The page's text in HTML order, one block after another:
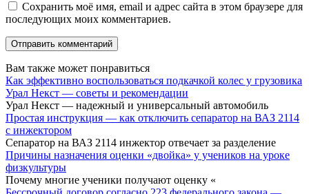
Сохранить моё имя, email и адрес сайта в этом браузере для
последующих моих комментариев.
Вам также может понравиться
Как эффективно воспользоваться подкачкой колес у грузовика
Урал Некст — советы и рекомендации
Урал Некст — надежный и универсальный автомобиль
Простая инструкция — как отключить сепаратор на ВАЗ 2114
с инжектором
Сепаратор на ВАЗ 2114 инжектор отвечает за разделение
Причины назначения оценки «двойка» у учеников на уроке
физкультуры
Почему многие ученики получают оценку «